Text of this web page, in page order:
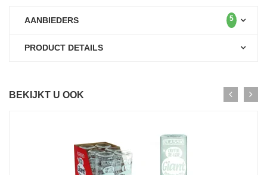
AANBIEDERS 5
PRODUCT DETAILS
BEKIJKT U OOK